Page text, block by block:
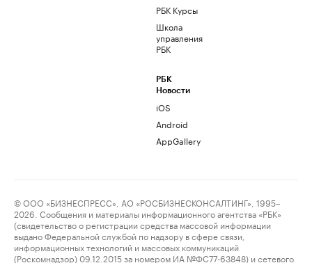
РБК Курсы
Школа
управления
РБК
РБК
Новости
iOS
Android
AppGallery
© ООО «БИЗНЕСПРЕСС», АО «РОСБИЗНЕСКОНСАЛТИНГ», 1995–
2026. Сообщения и материалы информационного агентства «РБК»
(свидетельство о регистрации средства массовой информации
выдано Федеральной службой по надзору в сфере связи,
информационных технологий и массовых коммуникаций
(Роскомнадзор) 09.12.2015 за номером ИА №ФС77-63848) и сетевого